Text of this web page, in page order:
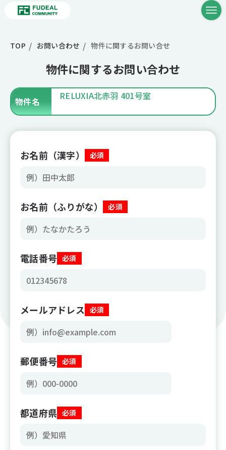
TOP お問い合わせ 物件に関するお問い合せ
物件に関するお問い合わせ
物件名 RELUXIA北赤羽 401号室
お名前（漢字） 必須
お名前（ふりがな） 必須
電話番号 必須
メールアドレス 必須
郵便番号 必須
都道府県 必須